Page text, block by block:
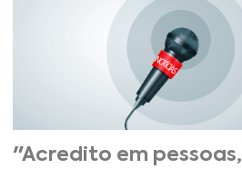
"Acredito em pessoas,